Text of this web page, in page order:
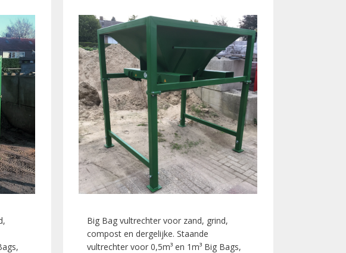
Big Bag vultrechter voor zand, grind,
compost en dergelijke. Staande
vultrechter voor 0,5m³ en 1m³ Big Bags,